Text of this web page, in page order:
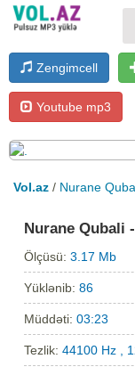
Zengimcell
Youtube mp3
Vol.az / Nurane
Nurane Qubali
Ölçüsü:3.17 Mb
Yüklənib:86
Müddəti:03:23
Tezlik:44100 Hz ,